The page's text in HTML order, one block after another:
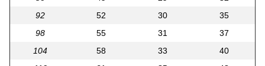
92
52 30
35
98
55 31
37
104
58 33
40